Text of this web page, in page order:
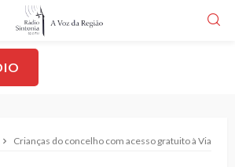
Crianças do concelho com acesso gratuito à Viagem